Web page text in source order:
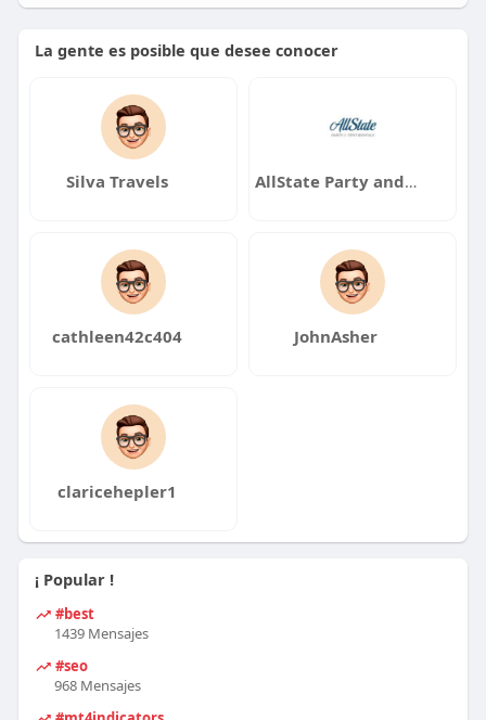
La gente es posible que desee conocer
Silva Travels AllState Party and Tent Rentals
cathleen42c404 JohnAsher
claricehepler1
¡ Popular !
#best
1439 Mensajes
#seo
968 Mensajes